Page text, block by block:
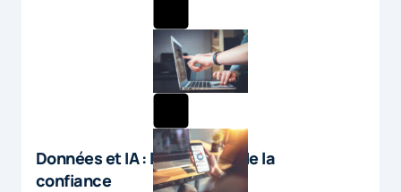
Données et IA : le paradoxe de la
confiance